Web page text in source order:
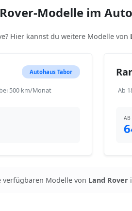
Modelle im
Hier kannst du weitere Modelle von
Autohaus Tabor
500 km/Monat Ab
AB
verfügbaren Modelle von Land Rover